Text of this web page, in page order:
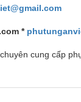
*
cung cấp